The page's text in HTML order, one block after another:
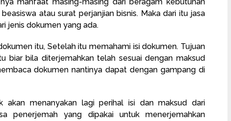
atau surat perjanjian bisnis. Maka dari itu jasa
jenis dokumen yang ada.
itu, Setelah itu memahami isi dokumen. Tujuan
biar bila diterjemahkan telah sesuai dengan maksud
dokumen nantinya dapat dengan gampang di
akan menanyakan lagi perihal isi dan maksud dari
penerjemah yang dipakai untuk menerjemahkan